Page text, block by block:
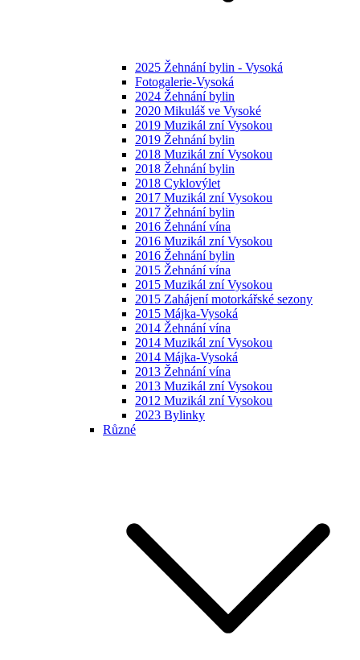
2025 Žehnání bylin - Vysoká
Fotogalerie-Vysoká
2024 Žehnání bylin
2020 Mikuláš ve Vysoké
2019 Muzikál zní Vysokou
2019 Žehnání bylin
2018 Muzikál zní Vysokou
2018 Žehnání bylin
2018 Cyklovýlet
2017 Muzikál zní Vysokou
2017 Žehnání bylin
2016 Žehnání vína
2016 Muzikál zní Vysokou
2016 Žehnání bylin
2015 Žehnání vína
2015 Muzikál zní Vysokou
2015 Zahájení motorkářské sezony
2015 Májka-Vysoká
2014 Žehnání vína
2014 Muzikál zní Vysokou
2014 Májka-Vysoká
2013 Žehnání vína
2013 Muzikál zní Vysokou
2012 Muzikál zní Vysokou
2023 Bylinky
Různé